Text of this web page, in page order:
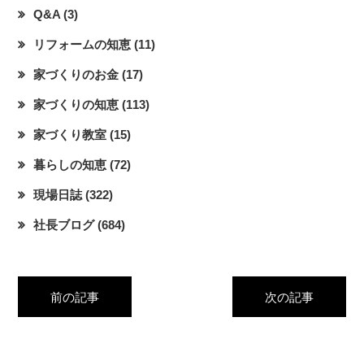
Q&A (3)
リフォームの知恵 (11)
家づくりのお金 (17)
家づくりの知恵 (113)
家づくり教室 (15)
暮らしの知恵 (72)
現場日誌 (322)
社長ブログ(684)
前の記事 次の記事